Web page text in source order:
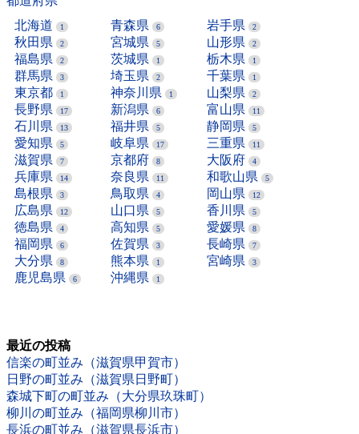
北海道
1 青森県 6 岩手県 2
秋田県 2 宮城県 5 山形県 2
福島県 2 茨城県 1 栃木県 1
群馬県 3 埼玉県 2 千葉県 1
東京都 1 神奈川県 1 山梨県 2
長野県 17 新潟県 6 富山県 11
石川県 13 福井県 5 静岡県 5
愛知県 5 岐阜県 17 三重県 11
滋賀県 7 京都府 8 大阪府 4
兵庫県 14 奈良県 11 和歌山県 5
島根県 3 鳥取県 4 岡山県 12
広島県 12 山口県 5 香川県 5
徳島県 4 高知県 5 愛媛県 8
福岡県 6 佐賀県 3 長崎県 7
大分県 8 熊本県 1 宮崎県 3
鹿児島県 6 沖縄県 1
最近の投稿
信楽の町並み（滋賀県甲賀市）
日野の町並み（滋賀県日野町）
森城下町の町並み（大分県玖珠町）
柳川の町並み（福岡県柳川市）
長浜の町並み（滋賀県長浜市）